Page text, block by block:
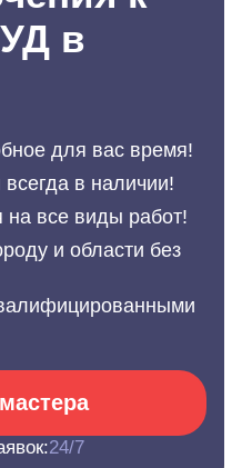
в
для вас время!
в наличии!
на все виды работ!
и области без
24/7